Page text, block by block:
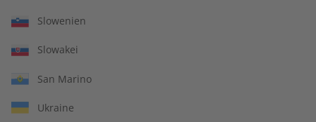
Deutsch perfekt
2023
€ 149,90
Slowenien
Slowakei
San Marino
Ukraine